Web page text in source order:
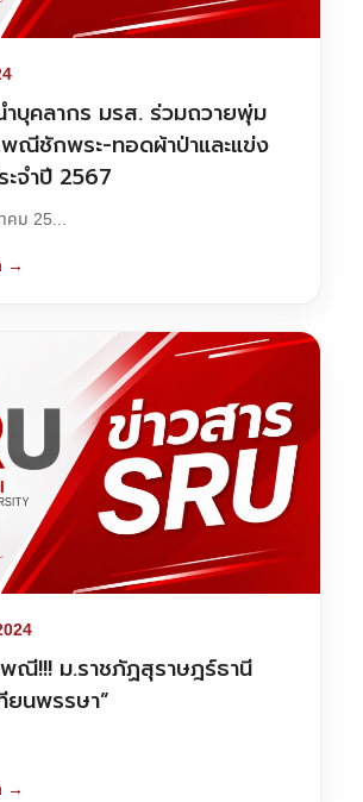
บุคลากร มรส. ร่วมถวายพุ่ม
พณีชักพระ-ทอดผ้าป่าและแข่ง
ะจำปี 2567
คม 25...
→
พณี!!! ม.ราชภัฏสุราษฎร์ธานี
ยนพรรษา”
→